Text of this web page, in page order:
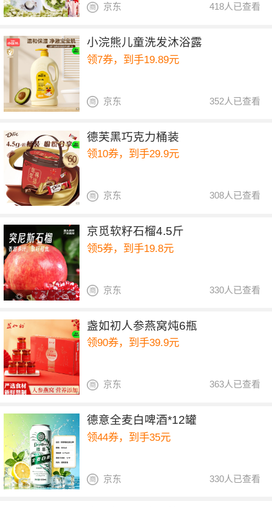
418人已查看
京东
小浣熊儿童洗发沐浴露
领7券，到手19.89元
352人已查看
京东
德芙黑巧克力桶装
领10券，到手29.9元
308人已查看
京东
京觅软籽石榴4.5斤
领5券，到手19.8元
330人已查看
京东
盏如初人参燕窝炖6瓶
领90券，到手39.9元
363人已查看
京东
德意全麦白啤酒*12罐
领44券，到手35元
330人已查看
京东